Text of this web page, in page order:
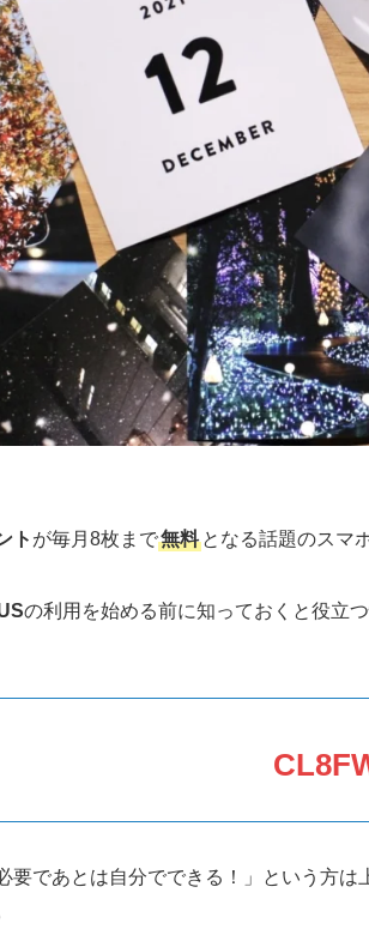
ト が毎月8枚まで無料 となる話題のスマ
の利用を始める前に知っておくと役立
要であとは自分でできる！」という方